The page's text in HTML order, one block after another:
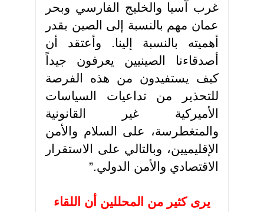
غرب آسيا والخليج الفارسي وبحر
عمان مهم بالنسبة إلى الصين بقدر
أهميته بالنسبة إلينا. وأعتقد أن
أصدقاءنا الصينيين يعرفون جيداً
كيف يستفيدون من هذه الفرصة
للتحذير من تداعيات السياسات
الأميركية غير القانونية
والمتغطرسة، على السلام والأمن
الإقليميين، وبالتالي على الاستقرار
الاقتصادي والأمن الدولي”.
يرى كثير من المحللين أن اللقاء